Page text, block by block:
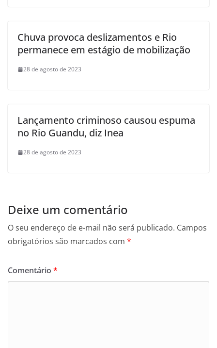
Chuva provoca deslizamentos e Rio
permanece em estágio de mobilização
28 de agosto de 2023
Lançamento criminoso causou espuma
no Rio Guandu, diz Inea
28 de agosto de 2023
Deixe um comentário
O seu endereço de e-mail não será publicado. Campos
obrigatórios são marcados com *
Comentário *